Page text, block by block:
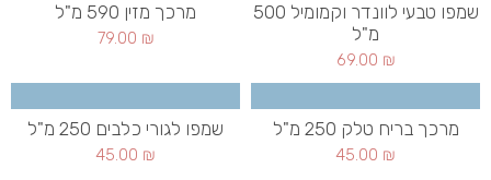
שמפו טבעי לוונדר וקמומיל 500
מ"ל
69.00 ₪
מרכך מזין 590 מ"ל
79.00 ₪
מרכך בריח טלק 250 מ"ל
45.00 ₪
שמפו לגורי כלבים 250 מ"ל
45.00 ₪